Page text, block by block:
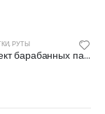
РУТЫ
2B Комплект барабанных палочек Lutner